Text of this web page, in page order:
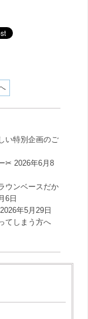
い特別企画のご
✂︎ 2026年6月8
ウンベースだか
6日
2026年5月29日
てしまう方へ